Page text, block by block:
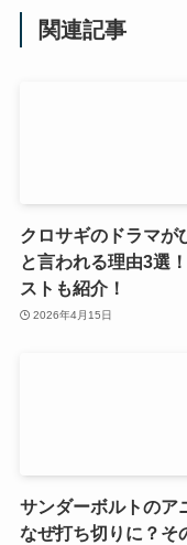
関連記事
クロサギのドラマが
と言われる理由3選
ストも紹介！
2026年4月15日
サンダーボルトのア
なぜ打ち切りに？そ